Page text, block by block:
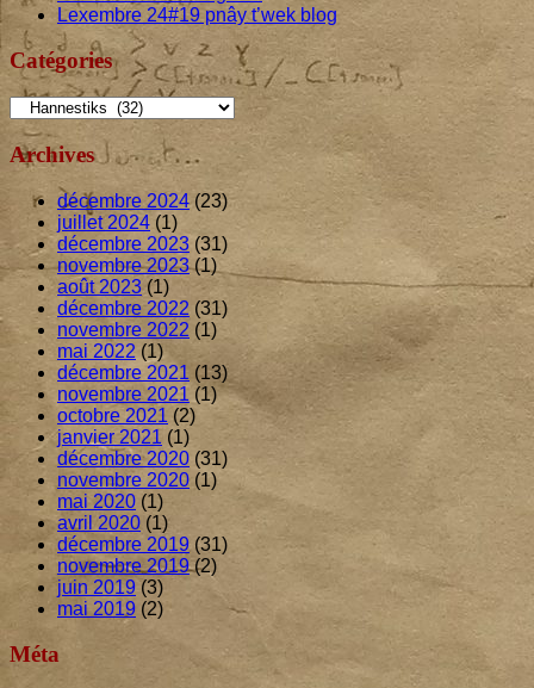
Lexembre 24#19pnây t’wek blog
Catégories
Catégories
Archives
décembre 2024(23)
juillet 2024 (1)
décembre 2023 (31)
novembre 2023(1)
août 2023(1)
décembre 2022 (31)
novembre 2022 (1)
mai 2022 (1)
décembre 2021 (13)
novembre 2021 (1)
octobre 2021 (2)
janvier 2021 (1)
décembre 2020 (31)
novembre 2020 (1)
mai 2020 (1)
avril 2020 (1)
décembre 2019 (31)
novembre 2019(2)
juin 2019 (3)
mai 2019 (2)
Méta